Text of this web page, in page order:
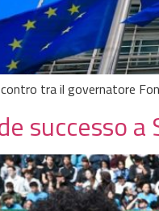
tra il governatore
successo